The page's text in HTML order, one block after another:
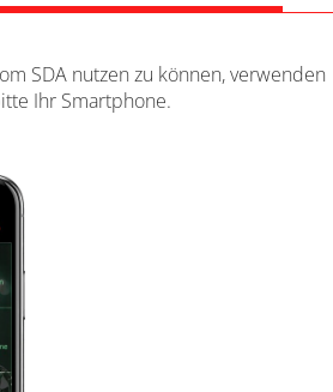
SDA nutzen zu können, verwenden
Ihr Smartphone.